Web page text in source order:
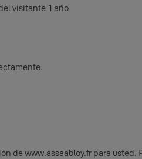
visitante 1 año
www.assaabloy.fr para